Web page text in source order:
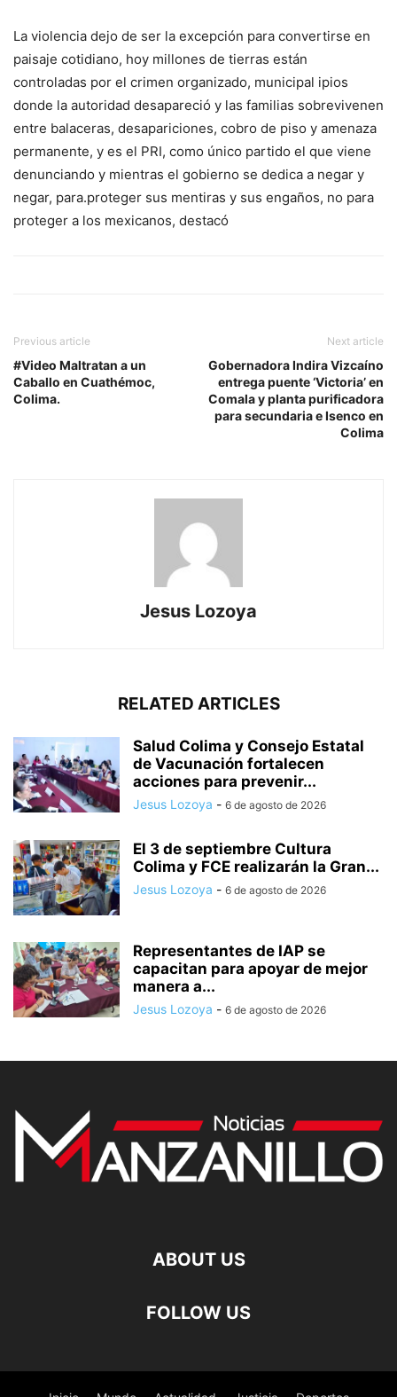
La violencia dejo de ser la excepción para convertirse en
paisaje cotidiano, hoy millones de tierras están
controladas por el crimen organizado, municipal ipios
donde la autoridad desapareció y las familias sobrevivenen
entre balaceras, desapariciones, cobro de piso y amenaza
permanente, y es el PRI, como único partido el que viene
denunciando y mientras el gobierno se dedica a negar y
negar, para.proteger sus mentiras y sus engaños, no para
proteger a los mexicanos, destacó
Previous article
#Video Maltratan a un
Caballo en Cuathémoc,
Colima.
Next article
Gobernadora Indira Vizcaíno
entrega puente ‘Victoria’ en
Comala y planta purificadora
para secundaria e Isenco en
Colima
Jesus Lozoya
RELATED ARTICLES
Salud Colima y Consejo Estatal
de Vacunación fortalecen
acciones para prevenir...
Jesus Lozoya - 6 de agosto de 2026
El 3 de septiembre Cultura
Colima y FCE realizarán la Gran...
Jesus Lozoya - 6 de agosto de 2026
Representantes de IAP se
capacitan para apoyar de mejor
manera a...
Jesus Lozoya - 6 de agosto de 2026
ABOUT US
FOLLOW US